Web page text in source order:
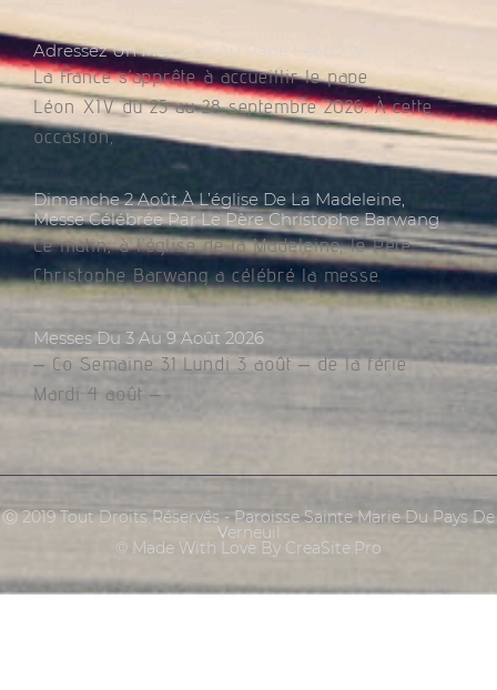
Adressez Un Message Au Pape Léon XIV
La France s’apprête à accueillir le pape
Léon XIV du 25 au 28 septembre 2026. À cette
occasion,
Dimanche 2 Août À L’église De La Madeleine,
Messe Célébrée Par Le Père Christophe Barwang
Ce matin, à l’église de la Madeleine, le Père
Christophe Barwang a célébré la messe.
Messes Du 3 Au 9 Août 2026
– Co Semaine 31 Lundi 3 août – de la férie
Mardi 4 août –
Ⓒ 2019 Tout Droits Réservés - Paroisse Sainte Marie Du Pays De
Verneuil
© Made With Love By CreaSite.Pro